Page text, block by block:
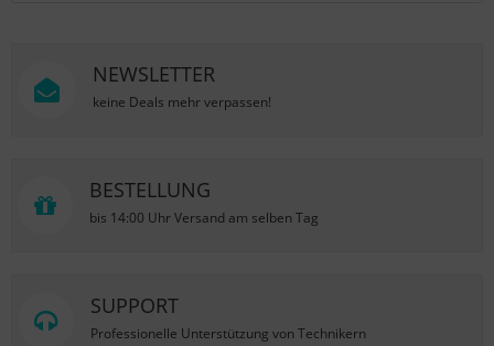
NEWSLETTER
keine Deals mehr verpassen!
BESTELLUNG
bis 14:00 Uhr Versand am selben Tag
SUPPORT
Professionelle Unterstützung von Technikern